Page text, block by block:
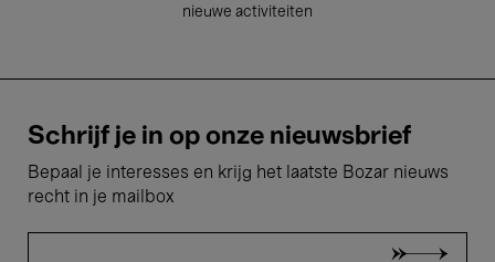
nieuwe activiteiten
Schrijf je in op onze nieuwsbrief
Bepaal je interesses en krijg het laatste Bozar nieuws
recht in je mailbox